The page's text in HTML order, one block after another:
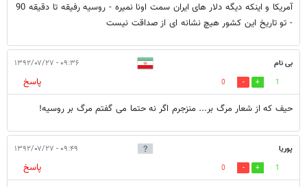
آمریکا و اینکه دیگه دلار های ایران سمت اونا نمیره - روسیه رفیقه تا دقیقه 90
- تو تاریخ این کشور هیچ نشانه ای از صداقت نیست
بی نام ۰۹:۳۶ - ۱۳۹۲/۰۷/۲۷
1
0
پاسخ
حیف که از شعار مرگ بر... منزجرم اگر نه حتما می گفتم مرگ بر روسیه!
پوریا ۰۹:۴۹ - ۱۳۹۲/۰۷/۲۷
1
0
پاسخ